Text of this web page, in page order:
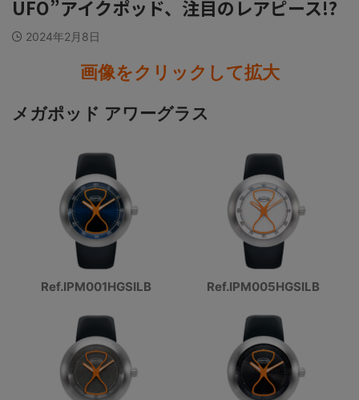
UFO”アイクポッド、注目のレアピース!?
2024年2月8日
画像をクリックして拡大
メガポッド アワーグラス
Ref.IPM001HGSILB Ref.IPM005HGSILB